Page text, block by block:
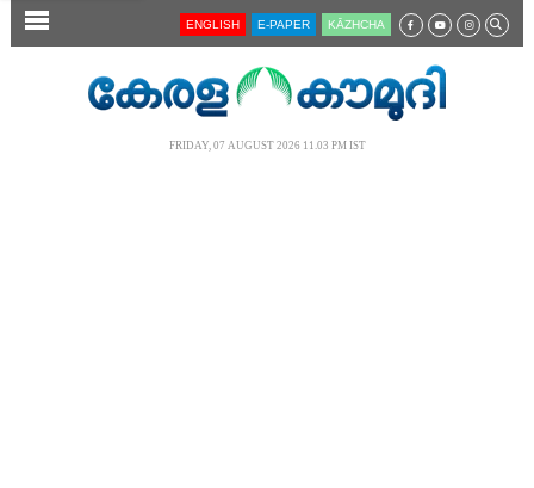
SECTIONS ENGLISH E-PAPER KĀZHCHA
FRIDAY, 07 AUGUST 2026 11.03 PM IST